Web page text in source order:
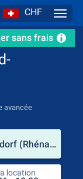
CHF
sans frais
avancée
Aéroport international de Düsseldorf (Rhénanie-du-Nord-Westphalie / Allemagne)
location